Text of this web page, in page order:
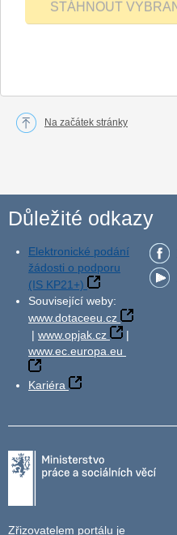
Na začátek stránky
Důležité odkazy
Elektronické podání
žádosti o podporu
(IS KP21+)
Související weby:
www.dotaceeu.cz
| www.opjak.cz
|
www.ec.europa.eu
Kariéra
Zřizovatelem portálu je